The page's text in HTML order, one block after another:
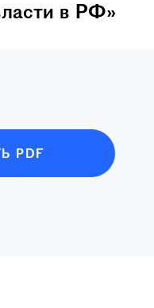
в РФ»
PDF